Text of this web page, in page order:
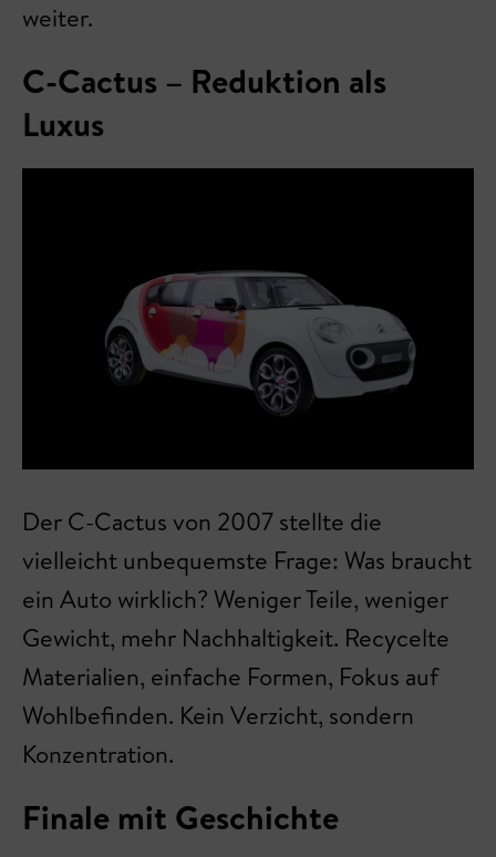
weiter.
C-Cactus – Reduktion als
Luxus
Der C-Cactus von 2007 stellte die
vielleicht unbequemste Frage: Was braucht
ein Auto wirklich? Weniger Teile, weniger
Gewicht, mehr Nachhaltigkeit. Recycelte
Materialien, einfache Formen, Fokus auf
Wohlbefinden. Kein Verzicht, sondern
Konzentration.
Finale mit Geschichte